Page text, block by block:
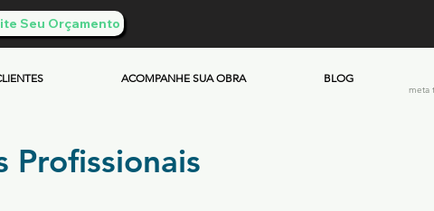
Seu Orçamento
ACOMPANHE SUA OBRA BLOG
meta
Profissionais